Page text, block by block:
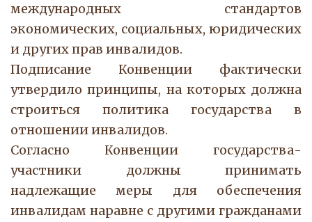
международных стандартов
экономических, социальных, юридических
и других прав инвалидов.
Подписание Конвенции фактически
утвердило принципы, на которых должна
строиться политика государства в
отношении инвалидов.
Согласно Конвенции государства-
участники должны принимать
надлежащие меры для обеспечения
инвалидам наравне с другими гражданами